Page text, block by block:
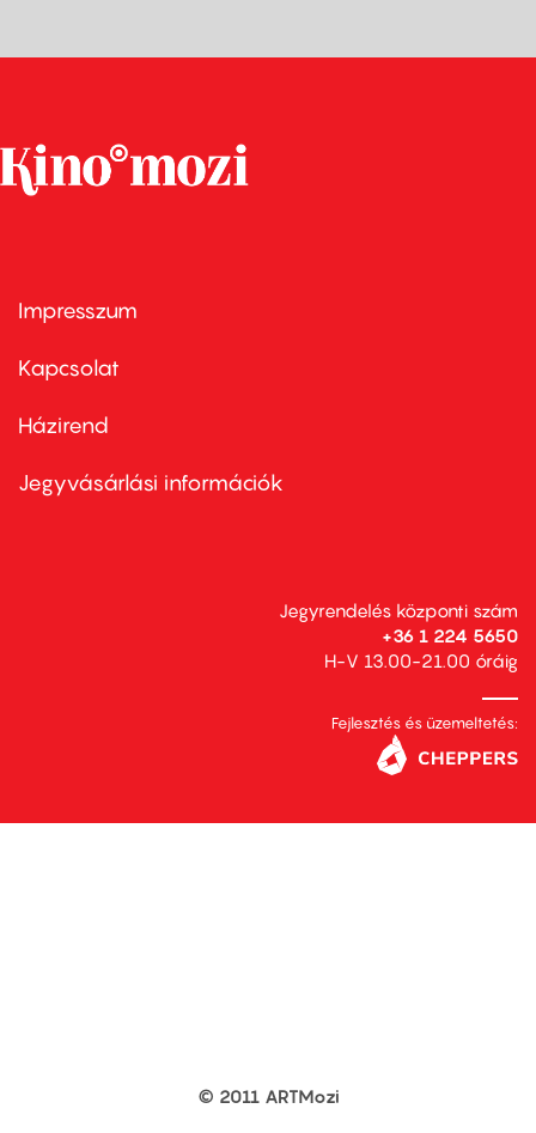
Footer
first
Impresszum
Kapcsolat
Footer
second
Házirend
Jegyvásárlási információk
Jegyrendelés központi szám
+36 1 224 5650
H-V 13.00-21.00 óráig
Fejlesztés és üzemeltetés:
© 2011 ARTMozi